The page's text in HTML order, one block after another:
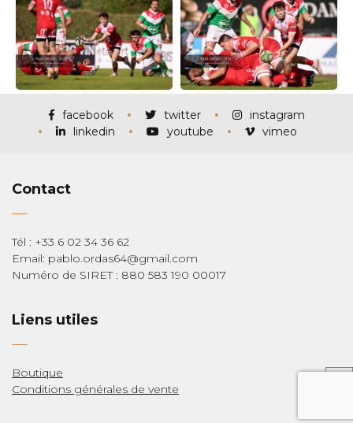
facebook twitter
instagram
linkedin
youtube vimeo
Contact
Tél : +33 6 02 34 36 62
Email: pablo.ordas64@gmail.com
Numéro de SIRET : 880 583 190 00017
Liens utiles
Boutique
Conditions générales de vente